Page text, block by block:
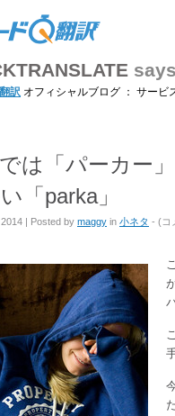
訳 オフィシャルブログ ： サービ
は「パーカー
「parka」
| Posted by maggy in 小ネタ - (英
「
カ
ー
な
く
コ